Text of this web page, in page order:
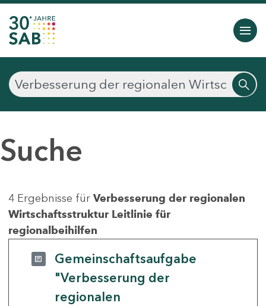
Suche
4 Ergebnisse für Verbesserung der regionalen
Wirtschaftsstruktur Leitlinie für
regionalbeihilfen
Gemeinschaftsaufgabe
"Verbesserung der
regionalen